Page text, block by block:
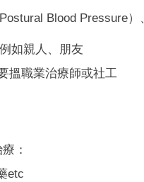
Blood Pressure）
如親人、朋友
搵職業治療師或社工
：
etc